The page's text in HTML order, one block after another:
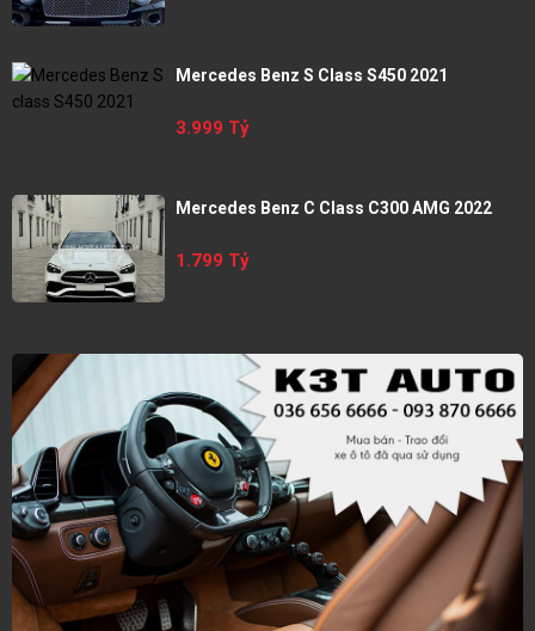
Mercedes Benz S Class S450 2021
3.999 Tỷ
Mercedes Benz C Class C300 AMG 2022
1.799 Tỷ